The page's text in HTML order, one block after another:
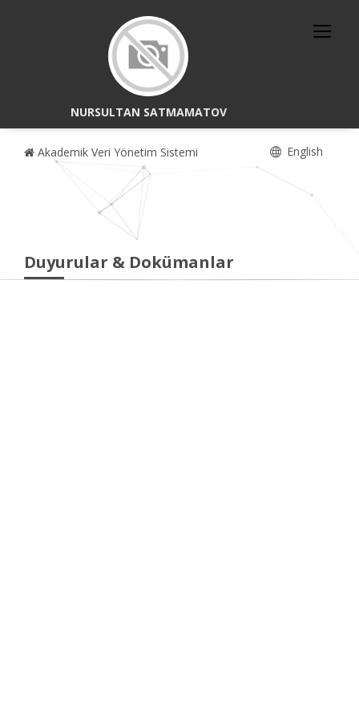
NURSULTAN SATMAMATOV
Akademik Veri Yönetim Sistemi English
Duyurular & Dokümanlar